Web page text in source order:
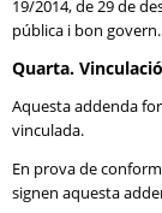
19/2014, de 29 de
pública i bon govern.
Quarta.
Aquesta addenda
vinculada.
En prova de
signen aquesta